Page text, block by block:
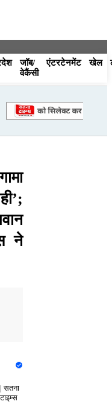
जॉब/
वेकैंसी
एंटरटेनमेंट खेल
ने
|सतना
टाइम्स